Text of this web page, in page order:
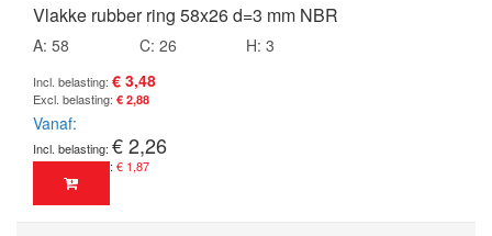
Vlakke rubber ring 58x26 d=3 mm NBR
A: 58 C: 26
H: 3
€ 3,48
€ 2,88
Vanaf
€ 2,26
€ 1,87